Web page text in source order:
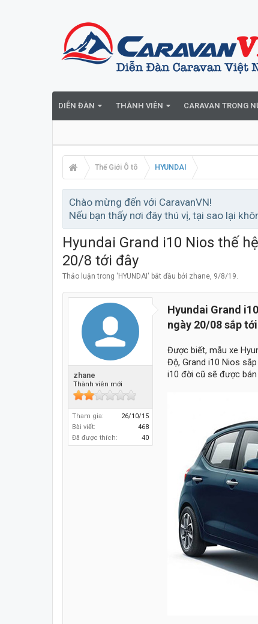
DIỄN ĐÀN THÀNH VIÊN CARAVAN TRONG
Thế Giới Ô tô HYUNDAI
Chào mừng đến với CaravanVN!
Nếu bạn thấy nơi đây thú vị, tại sao lại
Hyundai Grand i10 Nios thế
20/8 tới đây
Thảo luận trong ' HYUNDAI ' bắt đầu bởi zhane, 9/8/19.
zhane
Thành viên mới
Tham gia:
26/10/15
Bài viết:
468
Đã được thích:
40
Hyundai Grand
ngày 20/08 sắp
Được biết, mẫu xe
Độ, Grand i10 Nios
i10 đời cũ sẽ được